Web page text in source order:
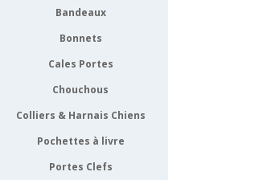
Bandeaux
Bonnets
Cales Portes
Chouchous
Colliers & Harnais Chiens
Pochettes à livre
Portes Clefs